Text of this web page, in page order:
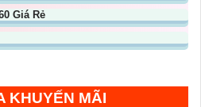
Giá Rẻ
KHUYẾN MÃI